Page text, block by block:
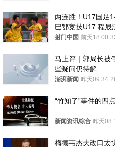
两连胜！U17国足
巴鄂竞技U17 程晟
门
射门中国 前天18:00
马上评｜郭局长被
些疑问仍待解
澎湃新闻 昨天09:34
“竹知了”事件的四
新闻资讯综合 昨天
梅德韦杰夫改口太